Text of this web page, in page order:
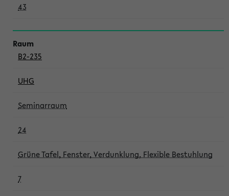
43
B2-235
UHG
Seminarraum
24
Grüne Tafel, Fenster, Verdunklung, Flexible Bestuhlung
7